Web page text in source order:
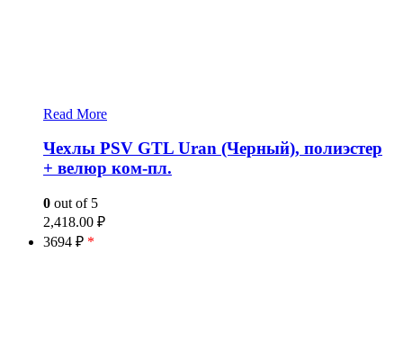
Read More
Чехлы PSV GTL Uran (Черный), полиэстер
+ велюр ком-пл.
0 out of 5
2,418.00 ₽
3694 ₽ *